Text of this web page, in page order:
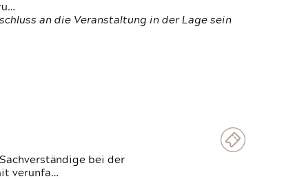
an die Veranstaltung in der Lage sein
bei der
verunfa…